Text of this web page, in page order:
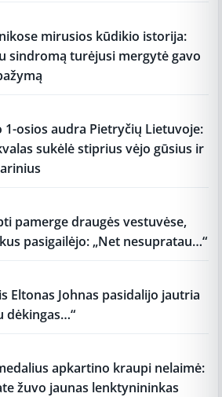
mirusios kūdikio istorija:
sindromą turėjusi mergytė gavo
1-osios audra Pietryčių Lietuvoje:
sukėlė stiprius vėjo gūsius ir
pamerge draugės vestuvėse,
pasigailėjo: „Net nesupratau…“
Eltonas Johnas pasidalijo jautria
dėkingas…“
apkartino kraupi nelaimė:
žuvo jaunas lenktynininkas